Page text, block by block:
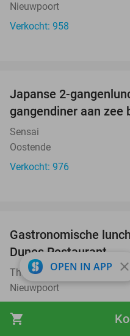
shopping_cart
Nieuwpoort
Verkocht: 958
Japanse 2-
gangendiner aan zee
Sensai
Oostende
Verkocht: 976
Gastronomische
Dunes Restaurant
The Dunes Restaurant
Nieuwpoort
OPEN IN APP close